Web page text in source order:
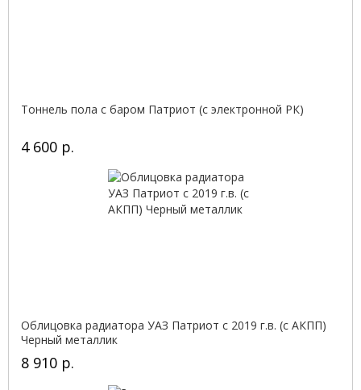
Тоннель пола с баром Патриот (с электронной РК)
4 600 р.
Облицовка радиатора УАЗ Патриот с 2019 г.в. (с АКПП)
Черный металлик
8 910 р.